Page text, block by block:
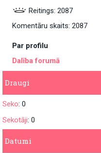
Reitings: 2087
Komentāru skaits: 2087
Par profilu
Dalība forumā
Draugi
Seko: 0
Sekotāji: 0
Datumi